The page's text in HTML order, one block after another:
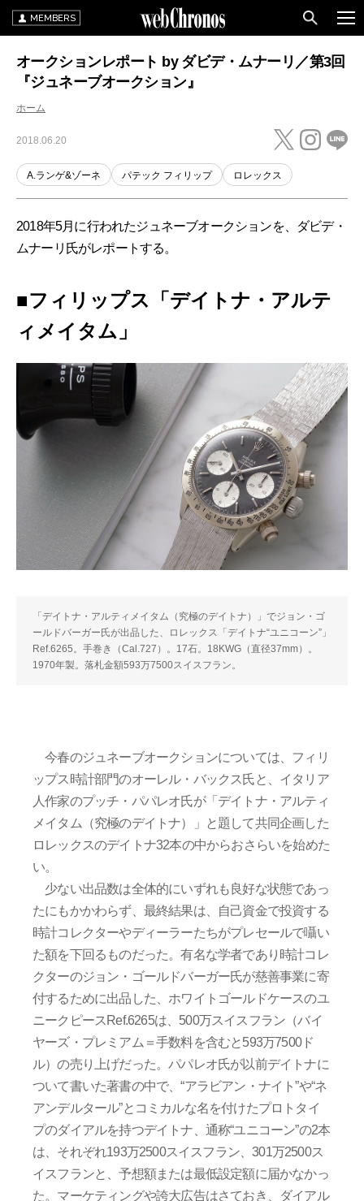
MEMBERS
オークションレポート by ダビデ・ムナーリ／第3回
『ジュネーブオークション』
ホーム
2018.06.20
A.ランゲ&ゾーネ パテック フィリップ ロレックス
2018年5月に行われたジュネーブオークションを、ダビデ・
ムナーリ氏がレポートする。
■フィリップス「デイトナ・アルテ
ィメイタム」
「デイトナ・アルティメイタム（究極のデイトナ）」でジョン・ゴ
ールドバーガー氏が出品した、ロレックス「デイトナ“ユニコーン”」
Ref.6265。手巻き（Cal.727）。17石。18KWG（直径37mm）。
1970年製。落札金額593万7500スイスフラン。
今春のジュネーブオークションについては、フィリ
ップス時計部門のオーレル・バックス氏と、イタリア
人作家のプッチ・パパレオ氏が「デイトナ・アルティ
メイタム（究極のデイトナ）」と題して共同企画した
ロレックスのデイトナ32本の中からおさらいを始めた
い。
少ない出品数は全体的にいずれも良好な状態であっ
たにもかかわらず、最終結果は、自己資金で投資する
時計コレクターやディーラーたちがプレセールで囁い
た額を下回るものだった。有名な学者であり時計コレ
クターのジョン・ゴールドバーガー氏が慈善事業に寄
付するために出品した、ホワイトゴールドケースのユ
ニークピースRef.6265は、500万スイスフラン（バイ
ヤーズ・プレミアム＝手数料を含むと593万7500ド
ル）の売り上げだった。パパレオ氏が以前デイトナに
ついて書いた著書の中で、“アラビアン・ナイト”や“ネ
アンデルタール”とコミカルな名を付けたプロトタイ
プのダイアルを持つデイトナ、通称“ユニコーン”の2本
は、それぞれ193万2500スイスフラン、301万2500ス
イスフランと、予想額または最低設定額に届かなかっ
た。マーケティングや誇大広告はさておき、ダイアル